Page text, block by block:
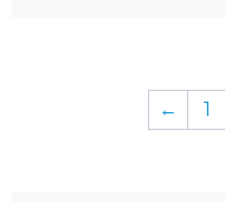
← 1